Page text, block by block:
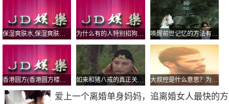
感染力、影响力、竞争力、带动力和控制力。
我们从孔子周游列国四处奔跑，也可以看出他淡泊名利的休
闲观念。到家学派的观念是休闲文化最好的阐述，他们不追
求名利，只追求遵循自我。他们主张将人和自然的统一，遵
循自然发展的规律，将自己从世俗繁琐的生活中解脱出来。
唤醒前世记忆的方法有哪些 为什么说决不能唤醒前世记忆
爱上一个离婚单身妈妈，追离婚女人最快的方